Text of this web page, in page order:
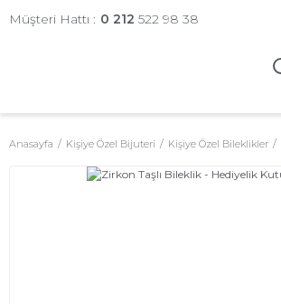
Müşteri Hattı : 0 212 522 98 38
Anasayfa Kişiye Özel Bijuteri Kişiye Özel Bileklikler